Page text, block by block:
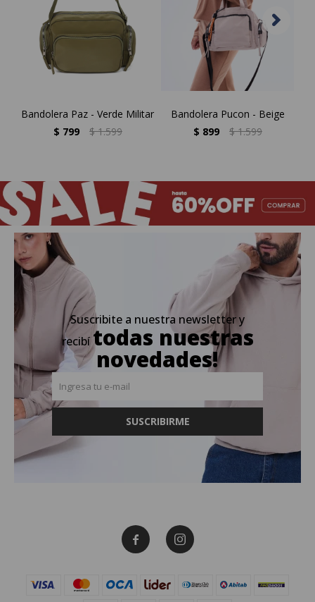
Bandolera Paz - Verde Militar
$ 799 $ 1.599
Bandolera Pucon - Beige
$ 899 $ 1.599
Suscribite a nuestra newsletter y
recibí todas nuestras
novedades!
SUSCRIBIRME
 